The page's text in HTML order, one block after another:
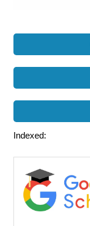
Indexed: